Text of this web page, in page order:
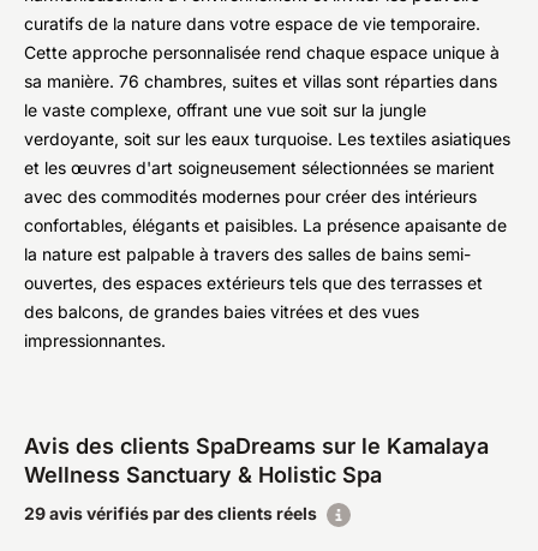
curatifs de la nature dans votre espace de vie temporaire.
Cette approche personnalisée rend chaque espace unique à
sa manière. 76 chambres, suites et villas sont réparties dans
le vaste complexe, offrant une vue soit sur la jungle
verdoyante, soit sur les eaux turquoise. Les textiles asiatiques
et les œuvres d'art soigneusement sélectionnées se marient
avec des commodités modernes pour créer des intérieurs
confortables, élégants et paisibles. La présence apaisante de
la nature est palpable à travers des salles de bains semi-
ouvertes, des espaces extérieurs tels que des terrasses et
des balcons, de grandes baies vitrées et des vues
impressionnantes.
Avis des clients SpaDreams sur le Kamalaya
Wellness Sanctuary & Holistic Spa
29 avis vérifiés par des clients réels